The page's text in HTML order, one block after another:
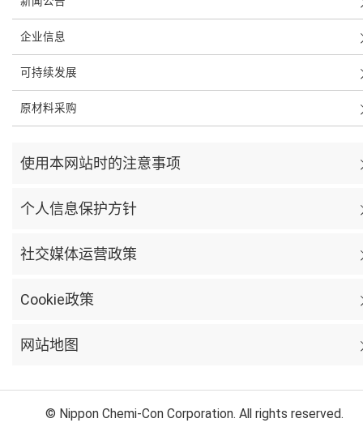
企业信息
可持续发展
原材料采购
使用本网站时的注意事项
个人信息保护方针
社交媒体运营政策
Cookie政策
网站地图
© Nippon Chemi-Con Corporation. All rights reserved.